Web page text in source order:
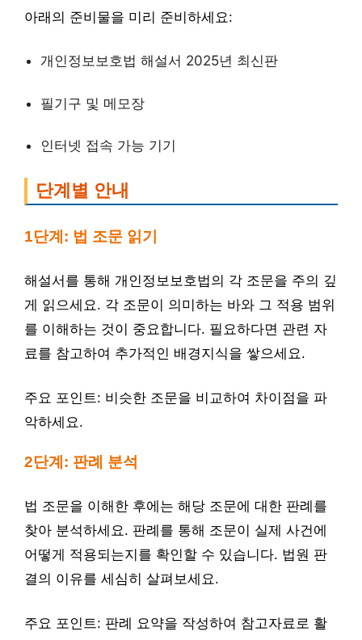
아래의 준비물을 미리 준비하세요:
개인정보보호법 해설서 2025년 최신판
필기구 및 메모장
인터넷 접속 가능 기기
단계별 안내
1단계: 법 조문 읽기
해설서를 통해 개인정보보호법의 각 조문을 주의 깊
게 읽으세요. 각 조문이 의미하는 바와 그 적용 범위
를 이해하는 것이 중요합니다. 필요하다면 관련 자
료를 참고하여 추가적인 배경지식을 쌓으세요.
주요 포인트: 비슷한 조문을 비교하여 차이점을 파
악하세요.
2단계: 판례 분석
법 조문을 이해한 후에는 해당 조문에 대한 판례를
찾아 분석하세요. 판례를 통해 조문이 실제 사건에
어떻게 적용되는지를 확인할 수 있습니다. 법원 판
결의 이유를 세심히 살펴보세요.
주요 포인트: 판례 요약을 작성하여 참고자료로 활